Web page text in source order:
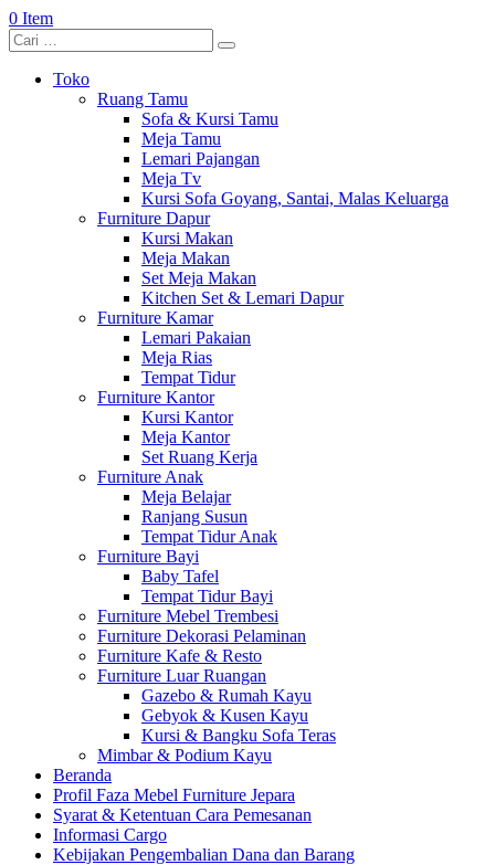
0 Item
Toko
Ruang Tamu
Sofa & Kursi Tamu
Meja Tamu
Lemari Pajangan
Meja Tv
Kursi Sofa Goyang, Santai, Malas Keluarga
Furniture Dapur
Kursi Makan
Meja Makan
Set Meja Makan
Kitchen Set & Lemari Dapur
Furniture Kamar
Lemari Pakaian
Meja Rias
Tempat Tidur
Furniture Kantor
Kursi Kantor
Meja Kantor
Set Ruang Kerja
Furniture Anak
Meja Belajar
Ranjang Susun
Tempat Tidur Anak
Furniture Bayi
Baby Tafel
Tempat Tidur Bayi
Furniture Mebel Trembesi
Furniture Dekorasi Pelaminan
Furniture Kafe & Resto
Furniture Luar Ruangan
Gazebo & Rumah Kayu
Gebyok & Kusen Kayu
Kursi & Bangku Sofa Teras
Mimbar & Podium Kayu
Beranda
Profil Faza Mebel Furniture Jepara
Syarat & Ketentuan Cara Pemesanan
Informasi Cargo
Kebijakan Pengembalian Dana dan Barang